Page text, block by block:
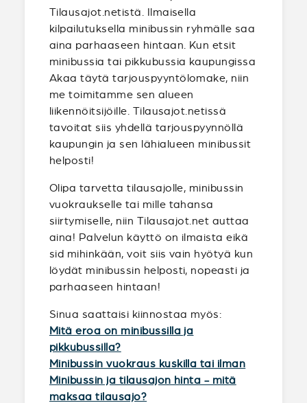
Tilausajot.netistä. Ilmaisella
kilpailutuksella minibussin ryhmälle saa
aina parhaaseen hintaan. Kun etsit
minibussia tai pikkubussia kaupungissa
Akaa täytä tarjouspyyntölomake, niin
me toimitamme sen alueen
liikennöitsijöille. Tilausajot.netissä
tavoitat siis yhdellä tarjouspyynnöllä
kaupungin ja sen lähialueen minibussit
helposti!
Olipa tarvetta tilausajolle, minibussin
vuokraukselle tai mille tahansa
siirtymiselle, niin Tilausajot.net auttaa
aina! Palvelun käyttö on ilmaista eikä
sid mihinkään, voit siis vain hyötyä kun
löydät minibussin helposti, nopeasti ja
parhaaseen hintaan!
Sinua saattaisi kiinnostaa myös:
Mitä eroa on minibussilla ja
pikkubussilla?
Minibussin vuokraus kuskilla tai ilman
Minibussin ja tilausajon hinta - mitä
maksaa tilausajo?